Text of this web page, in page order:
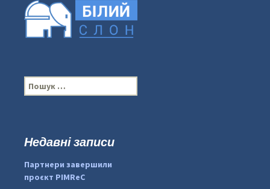
П
о
:Недавні записи
Партнери завершили
проєкт PIMReC